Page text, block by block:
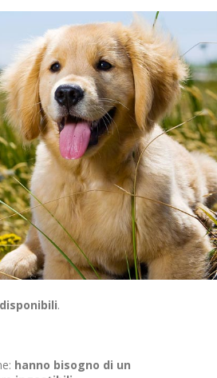
disponibili.
hanno bisogno di un